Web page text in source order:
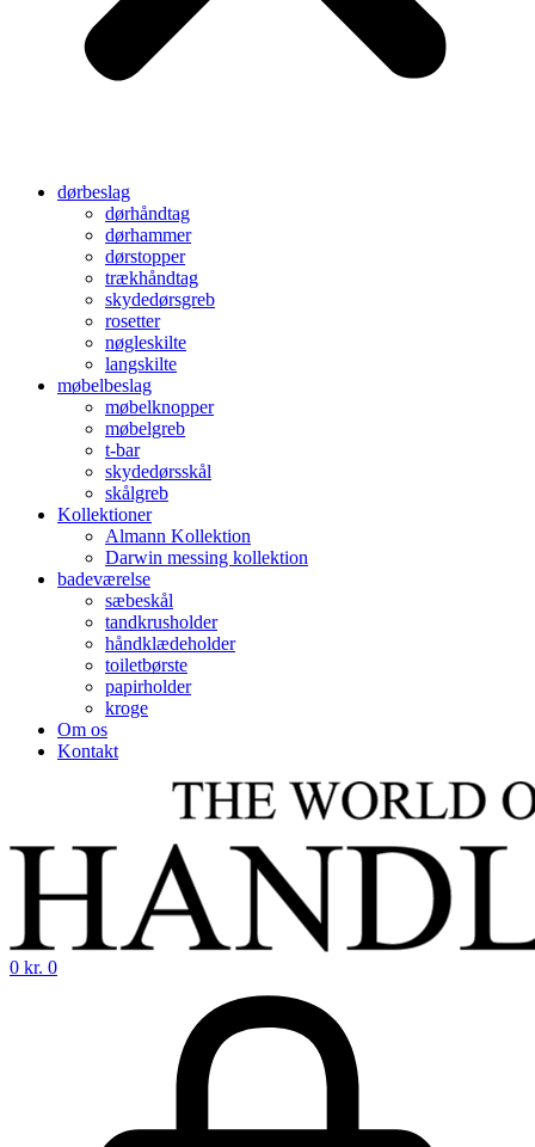
dørbeslag
dørhåndtag
dørhammer
dørstopper
trækhåndtag
skydedørsgreb
rosetter
nøgleskilte
langskilte
møbelbeslag
møbelknopper
møbelgreb
t-bar
skydedørsskål
skålgreb
Kollektioner
Almann Kollektion
Darwin messing kollektion
badeværelse
sæbeskål
tandkrusholder
håndklædeholder
toiletbørste
papirholder
kroge
Om os
Kontakt
0 kr. 0